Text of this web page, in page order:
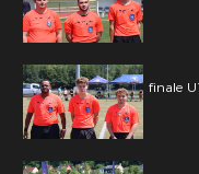
finale